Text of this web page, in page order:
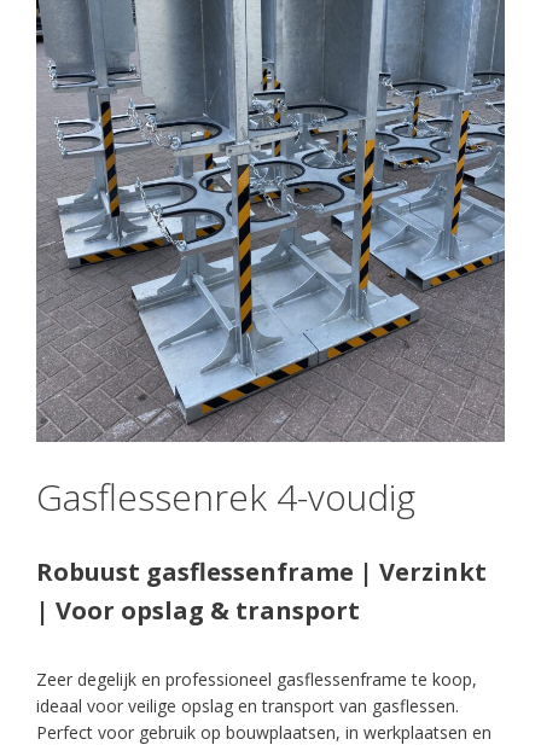
Gasflessenrek 4-voudig
Robuust gasflessenframe | Verzinkt
| Voor opslag & transport
Zeer degelijk en professioneel gasflessenframe te koop,
ideaal voor veilige opslag en transport van gasflessen.
Perfect voor gebruik op bouwplaatsen, in werkplaatsen en